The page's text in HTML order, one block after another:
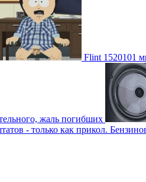
Flint 1520101
жаль погибших
- только как прикол.